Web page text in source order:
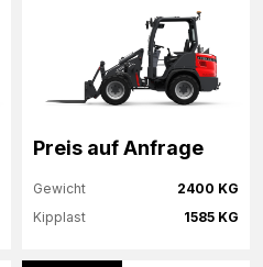
Preis auf Anfrage
2400 KG
Gewicht
1585 KG
Kipplast